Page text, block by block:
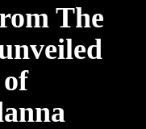
The